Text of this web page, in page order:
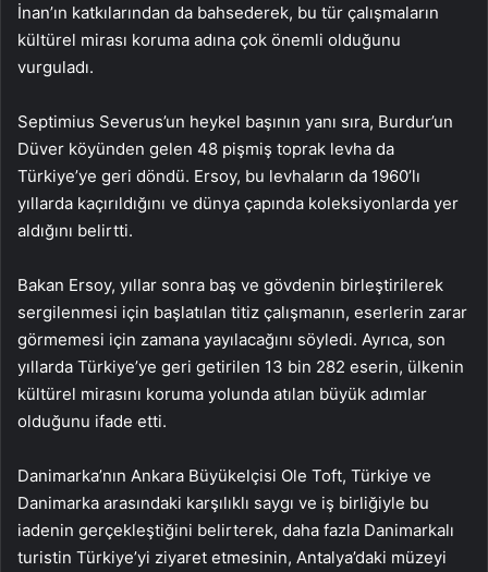
İnan’ın katkılarından da bahsederek, bu tür çalışmaların
kültürel mirası koruma adına çok önemli olduğunu
vurguladı.
Septimius Severus’un heykel başının yanı sıra, Burdur’un
Düver köyünden gelen 48 pişmiş toprak levha da
Türkiye’ye geri döndü. Ersoy, bu levhaların da 1960’lı
yıllarda kaçırıldığını ve dünya çapında koleksiyonlarda yer
aldığını belirtti.
Bakan Ersoy, yıllar sonra baş ve gövdenin birleştirilerek
sergilenmesi için başlatılan titiz çalışmanın, eserlerin zarar
görmemesi için zamana yayılacağını söyledi. Ayrıca, son
yıllarda Türkiye’ye geri getirilen 13 bin 282 eserin, ülkenin
kültürel mirasını koruma yolunda atılan büyük adımlar
olduğunu ifade etti.
Danimarka’nın Ankara Büyükelçisi Ole Toft, Türkiye ve
Danimarka arasındaki karşılıklı saygı ve iş birliğiyle bu
iadenin gerçekleştiğini belirterek, daha fazla Danimarkalı
turistin Türkiye’yi ziyaret etmesinin, Antalya’daki müzeyi